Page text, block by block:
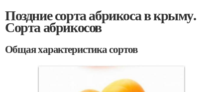
Поздние сорта абрикоса в крыму.
Сорта абрикосов
Общая характеристика сортов